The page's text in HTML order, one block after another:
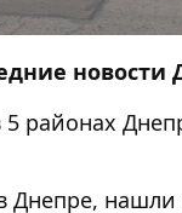
новости
5 районах
Днепре, нашли